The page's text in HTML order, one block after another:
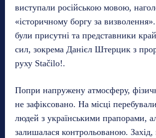
виступали російською мовою,
«історичному боргу за
були присутні та представники
сил, зокрема Данієл Штерцик з
руху Stačilo!.
Попри напружену атмосферу,
не зафіксовано. На місці
людей з українськими прапорами,
залишалася контрольованою. Захід,